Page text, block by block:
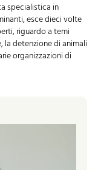
specialistica in
esce dieci volte
riguardo a temi
la detenzione di animali
organizzazioni di